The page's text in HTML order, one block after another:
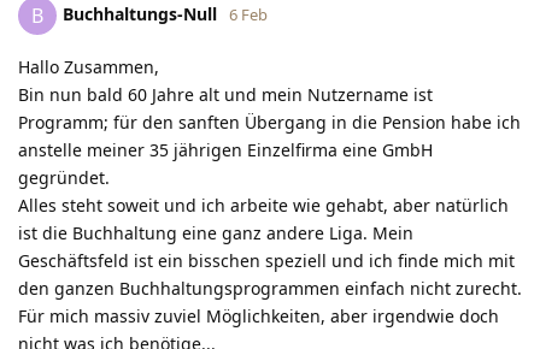
B Buchhaltungs-Null 6 Feb
Hallo Zusammen,
Bin nun bald 60 Jahre alt und mein Nutzername ist
Programm; für den sanften Übergang in die Pension habe ich
anstelle meiner 35 jährigen Einzelfirma eine GmbH
gegründet.
Alles steht soweit und ich arbeite wie gehabt, aber natürlich
ist die Buchhaltung eine ganz andere Liga. Mein
Geschäftsfeld ist ein bisschen speziell und ich finde mich mit
den ganzen Buchhaltungsprogrammen einfach nicht zurecht.
Für mich massiv zuviel Möglichkeiten, aber irgendwie doch
nicht was ich benötige...